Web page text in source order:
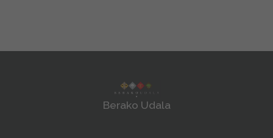
Berako Udala